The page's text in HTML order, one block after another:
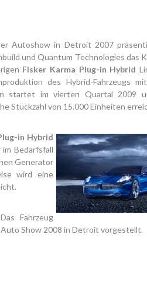
Autoshow in Detroit 2007
und Quantum Technologies das
Fisker Karma Plug-in Hybrid
des Hybrid-Fahrzeugs
startet im vierten Quartal 2009
Stückzahl von 15.000 Einheiten
in Hybrid
Bedarfsfall
Generator
wird eine
Fahrzeug
Show 2008 in Detroit vorgestellt.